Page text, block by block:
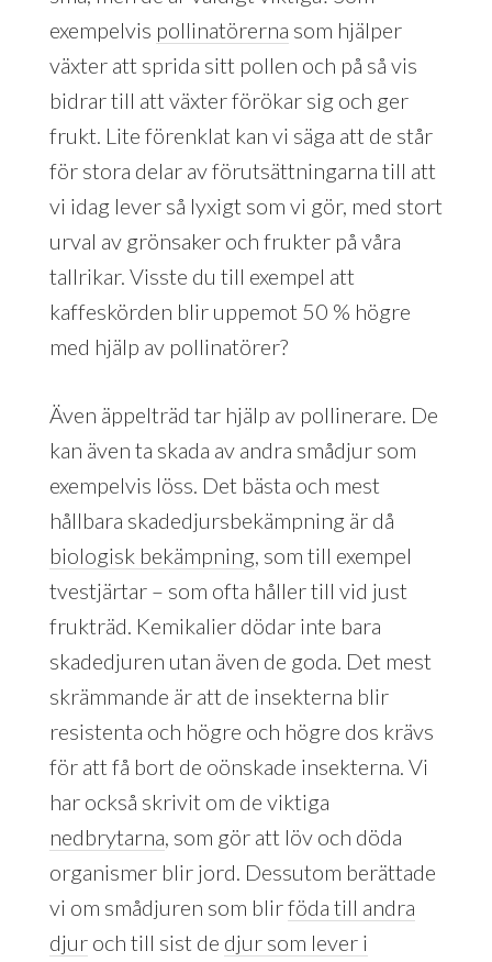
exempelvis pollinatörerna som hjälper
växter att sprida sitt pollen och på så vis
bidrar till att växter förökar sig och ger
frukt. Lite förenklat kan vi säga att de står
för stora delar av förutsättningarna till att
vi idag lever så lyxigt som vi gör, med stort
urval av grönsaker och frukter på våra
tallrikar. Visste du till exempel att
kaffeskörden blir uppemot 50 % högre
med hjälp av pollinatörer?
Även äppelträd tar hjälp av pollinerare. De
kan även ta skada av andra smådjur som
exempelvis löss. Det bästa och mest
hållbara skadedjursbekämpning är då
biologisk bekämpning, som till exempel
tvestjärtar – som ofta håller till vid just
frukträd. Kemikalier dödar inte bara
skadedjuren utan även de goda. Det mest
skrämmande är att de insekterna blir
resistenta och högre och högre dos krävs
för att få bort de oönskade insekterna. Vi
har också skrivit om de viktiga
nedbrytarna , som gör att löv och döda
organismer blir jord. Dessutom berättade
vi om smådjuren som blirföda till andra
djuroch till sist de djur som lever i